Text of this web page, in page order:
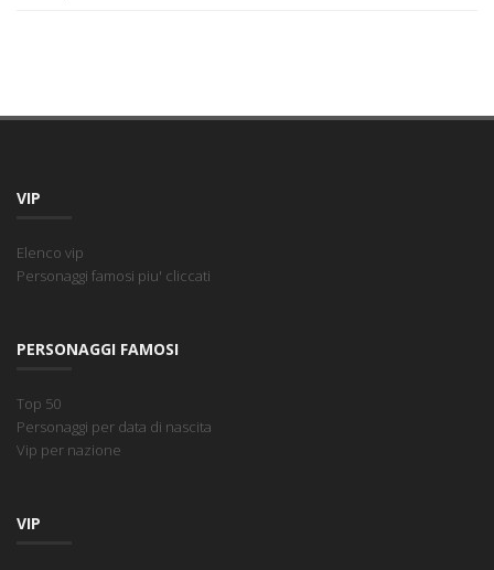
VIP
Elenco vip
Personaggi famosi piu' cliccati
PERSONAGGI FAMOSI
Top 50
Personaggi per data di nascita
Vip per nazione
VIP